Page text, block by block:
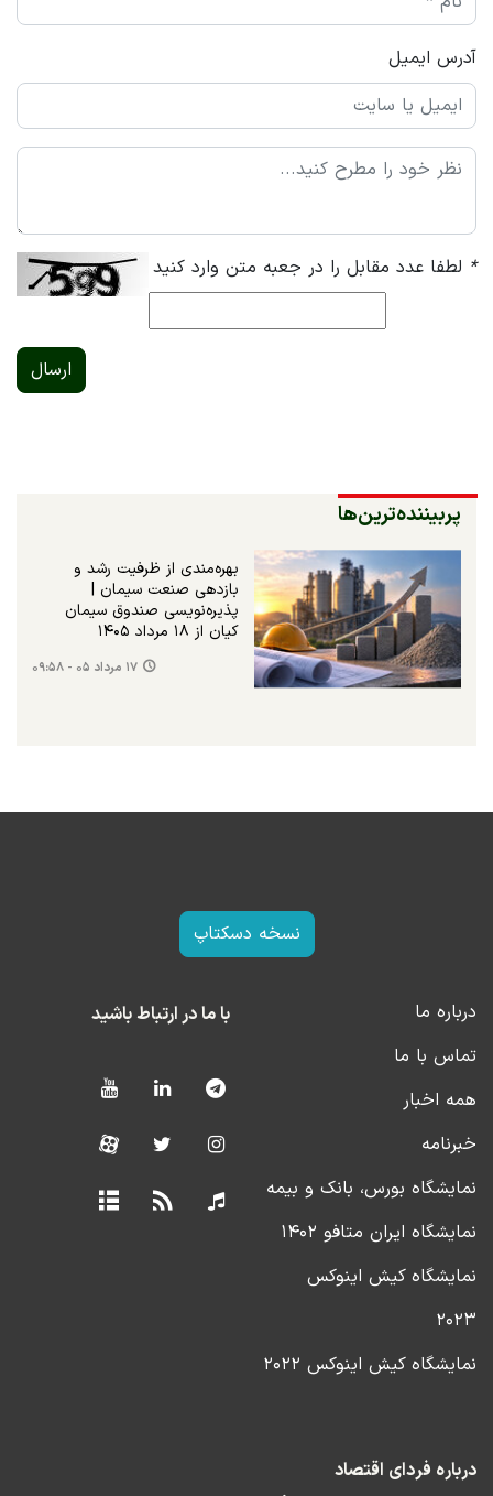
آدرس ایمیل
* لطفا عدد مقابل را در جعبه متن وارد کنید
ارسال
پربیننده‌ترین‌ها
بهره‌مندی از ظرفیت رشد و
بازدهی صنعت سیمان |
پذیره‌نویسی صندوق سیمان
کیان از ۱۸ مرداد ۱۴۰۵
۱۷ مرداد ۰۵ - ۰۹:۵۸
نسخه دسکتاپ
درباره ما
تماس با ما
همه اخبار
خبرنامه
نمایشگاه بورس، بانک و بیمه
نمایشگاه ایران متافو ۱۴۰۲
نمایشگاه کیش اینوکس
۲۰۲۳
نمایشگاه کیش اینوکس ۲۰۲۲
با ما در ارتباط باشید
درباره فردای اقتصاد